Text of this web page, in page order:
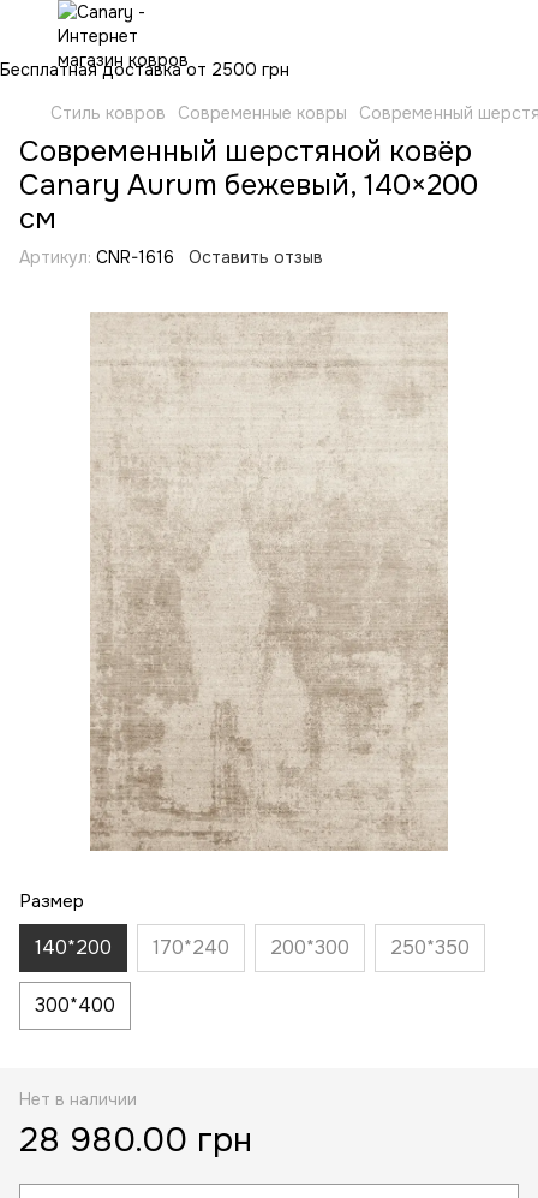
Бесплатная доставка от 2500 грн
Стиль ковров
Современные ковры Современный
Современный шерстяной ковёр
Canary Aurum бежевый, 140×200
см
Артикул: CNR-1616 Оставить отзыв
Размер
140*200 170*240 200*300 250*350
300*400
Нет в наличии
28 980.00 грн